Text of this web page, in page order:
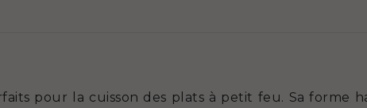
pour la cuisson des plats à petit feu. Sa forme